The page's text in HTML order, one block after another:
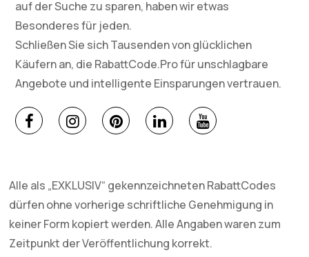
auf der Suche zu sparen, haben wir etwas
Besonderes für jeden.
Schließen Sie sich Tausenden von glücklichen
Käufern an, die RabattCode.Pro für unschlagbare
Angebote und intelligente Einsparungen vertrauen.
Alle als „EXKLUSIV“ gekennzeichneten RabattCodes
dürfen ohne vorherige schriftliche Genehmigung in
keiner Form kopiert werden. Alle Angaben waren zum
Zeitpunkt der Veröffentlichung korrekt.